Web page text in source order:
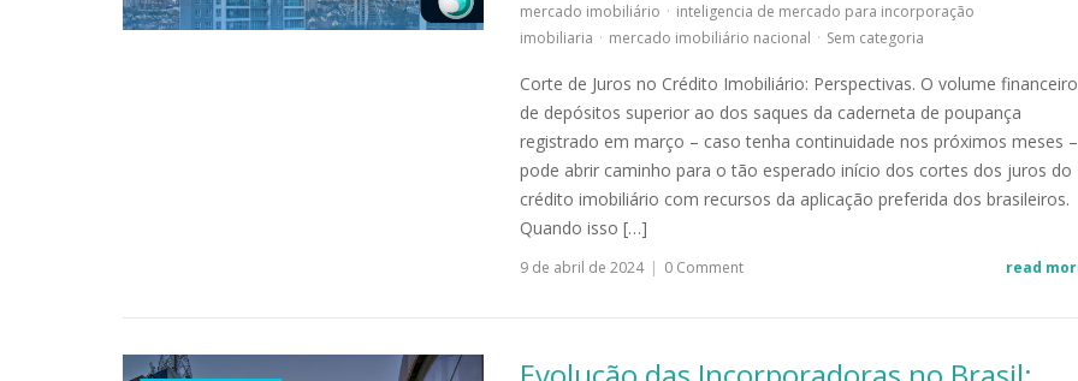
mercado imobiliário · inteligencia de mercado para incorporação
imobiliaria · mercado imobiliário nacional · Sem categoria
Corte de Juros no Crédito Imobiliário: Perspectivas. O volume financeiro
de depósitos superior ao dos saques da caderneta de poupança
registrado em março – caso tenha continuidade nos próximos meses –
pode abrir caminho para o tão esperado início dos cortes dos juros do
crédito imobiliário com recursos da aplicação preferida dos brasileiros.
Quando isso […]
9 de abril de 2024 | 0 Comment read